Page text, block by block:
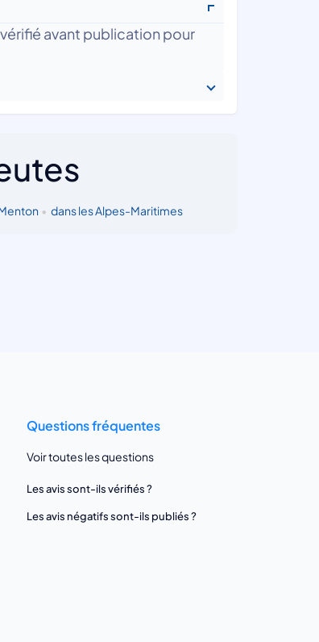
avant publication pour
• dans les Alpes-Maritimes
Questions fréquentes
Voir toutes les questions
Les avis sont-ils vérifiés ?
Les avis négatifs sont-ils publiés ?